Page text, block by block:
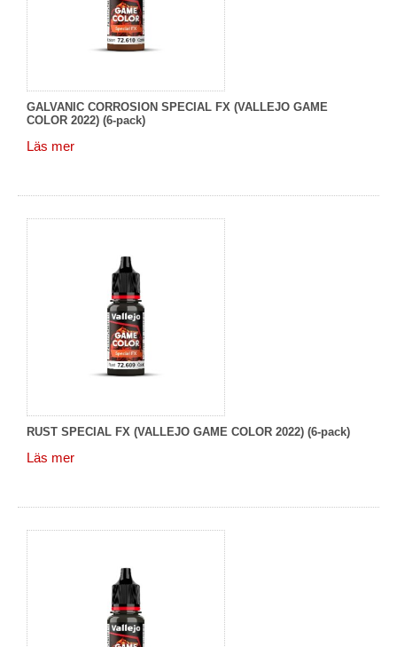
GALVANIC CORROSION SPECIAL FX (VALLEJO GAME
COLOR 2022) (6-pack)
Läs mer
RUST SPECIAL FX (VALLEJO GAME COLOR 2022) (6-pack)
Läs mer